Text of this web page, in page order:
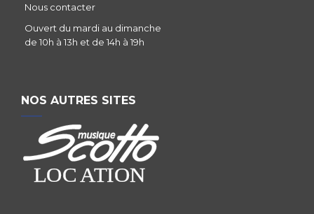
Nous contacter
Ouvert du mardi au dimanche
de 10h à 13h et de 14h à 19h
NOS AUTRES SITES